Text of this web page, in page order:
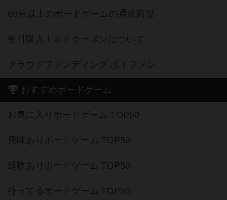
60分以上のボードゲームの通販商品
割引購入！ボドクーポンについて
クラウドファンディング ボドファン
おすすめボードゲーム
お気に入りボードゲーム TOP50
興味ありボードゲーム TOP50
経験ありボードゲーム TOP50
持ってるボードゲーム TOP50